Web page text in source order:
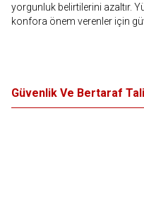
yorgunluk belirtilerini azaltır.
konfora önem verenler için
Güvenlik Ve Bertaraf